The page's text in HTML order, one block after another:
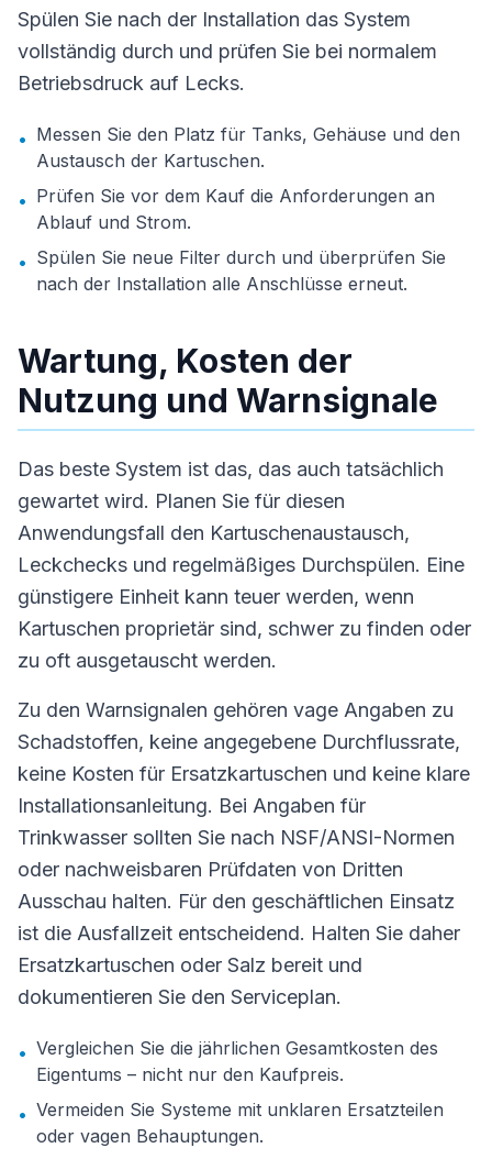
Spülen Sie nach der Installation das System
vollständig durch und prüfen Sie bei normalem
Betriebsdruck auf Lecks.
• Messen Sie den Platz für Tanks, Gehäuse und den
Austausch der Kartuschen.
• Prüfen Sie vor dem Kauf die Anforderungen an
Ablauf und Strom.
• Spülen Sie neue Filter durch und überprüfen Sie
nach der Installation alle Anschlüsse erneut.
Wartung, Kosten der
Nutzung und Warnsignale
Das beste System ist das, das auch tatsächlich
gewartet wird. Planen Sie für diesen
Anwendungsfall den Kartuschenaustausch,
Leckchecks und regelmäßiges Durchspülen. Eine
günstigere Einheit kann teuer werden, wenn
Kartuschen proprietär sind, schwer zu finden oder
zu oft ausgetauscht werden.
Zu den Warnsignalen gehören vage Angaben zu
Schadstoffen, keine angegebene Durchflussrate,
keine Kosten für Ersatzkartuschen und keine klare
Installationsanleitung. Bei Angaben für
Trinkwasser sollten Sie nach NSF/ANSI-Normen
oder nachweisbaren Prüfdaten von Dritten
Ausschau halten. Für den geschäftlichen Einsatz
ist die Ausfallzeit entscheidend. Halten Sie daher
Ersatzkartuschen oder Salz bereit und
dokumentieren Sie den Serviceplan.
• Vergleichen Sie die jährlichen Gesamtkosten des
Eigentums – nicht nur den Kaufpreis.
• Vermeiden Sie Systeme mit unklaren Ersatzteilen
oder vagen Behauptungen.